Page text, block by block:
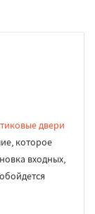
двери
которое
входных,